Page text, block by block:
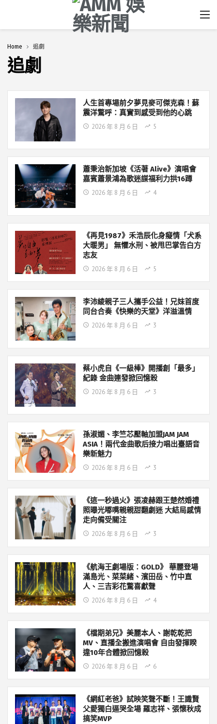
Home 追劇
追劇
人生首專場前夕夢見麥可傑克森！蘇
震洋驚呼：真實到感受到他的心跳
2026 年 8 月 6 日 5
蕭秉治新加坡《活著 Alive》演唱會
嘉賓蕭景鴻為歌迷謀福利力拱16蹲
2026 年 8 月 6 日 4
《再見1987》禾浩辰化身癡情「犬系
大暖男」 無懼水刑、被甩巴掌告白方
志友
2026 年 8 月 6 日 5
李沛綾親子三人攜手公益！兄妹首度
同台合奏《快樂的天堂》洋溢溫情
2026 年 8 月 6 日 3
蔡小虎自《一級棒》開播創「最多」
紀錄 金曲連發掀回憶殺
2026 年 8 月 6 日 3
孫淑媚、李竺芯壓軸加盟JAM JAM
ASIA！兩代金曲歌后接力唱出臺語音
樂新魅力
2026 年 8 月 6 日 3
《這一秒過火》張凌赫跟王楚然婚禮
照曝光嘟嘴親親甜翻劇迷 大結局感情
走向備受關注
2026 年 8 月 6 日 3
《航海王劇場版：GOLD》 華麗登場
滿島光、菜菜緒、濱田岳、竹中直
人、三吉彩花驚喜獻聲
2026 年 8 月 6 日 4
《檔期弟兄》美麗本人、謝乾乾把
MV、直播全搬進演唱會 自由發揮睽
違10年合體掀回憶殺
2026 年 8 月 6 日 6
《網紅老爸》試映笑聲不斷！王識賢
父愛獨白逼哭全場 羅志祥、張懷秋成
搞笑MVP